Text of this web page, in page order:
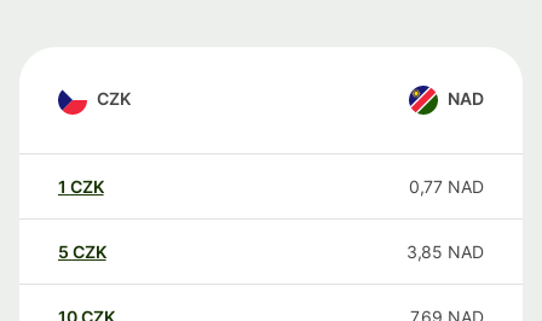
CZK NAD
1 CZK 0,77 NAD
5 CZK 3,85 NAD